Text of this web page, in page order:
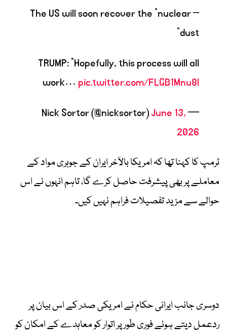
– The US will soon recover the “nuclear
dust”
TRUMP: “Hopefully, this process will all
work… pic.twitter.com/FLGB1Mnu8l
— Nick Sortor (@nicksortor)
June 13,
2026
ٹرمپ کا کہنا تھا کہ امریکا بالآخر ایران کے جوہری مواد کے
معاملے پر بھی پیشرفت حاصل کرے گا، تاہم انہوں نے اس
حوالے سے مزید تفصیلات فراہم نہیں کیں۔
دوسری جانب ایرانی حکام نے امریکی صدر کے اس بیان پر
ردعمل دیتے ہوئے فوری طور پر اتوار کو معاہدے کے امکان کو